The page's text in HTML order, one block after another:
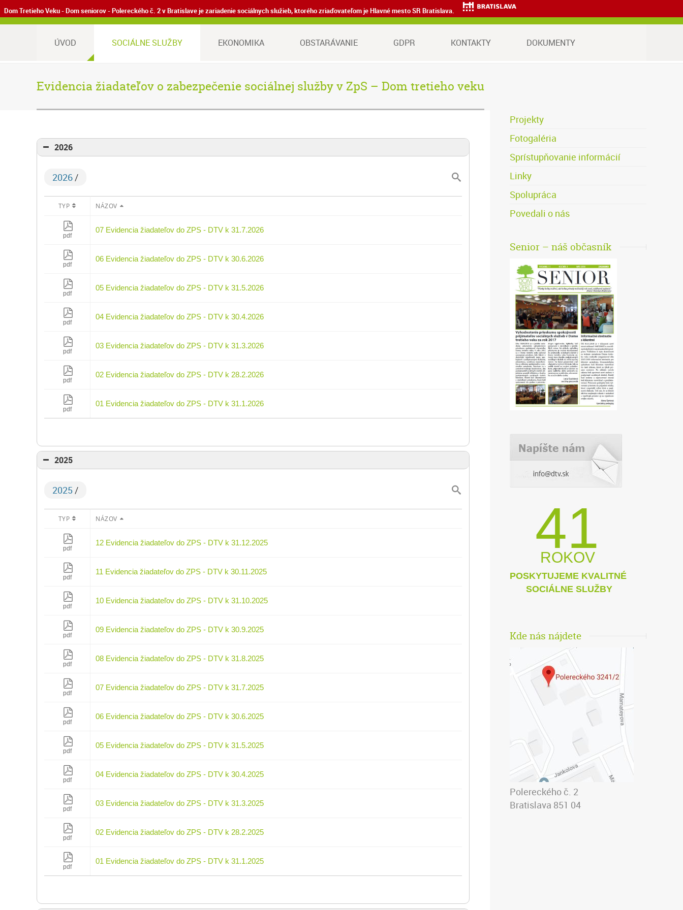
Dom Tretieho Veku - Dom seniorov - Polereckého č. 2 v Bratislave je zariadenie sociálnych služieb, ktorého zriaďovateľom je Hlavné mesto SR Bratislava.
ÚVOD SOCIÁLNE SLUŽBY EKONOMIKA OBSTARÁVANIE GDPR KONTAKTY DOKUMENTY
Evidencia žiadateľov o zabezpečenie sociálnej služby v ZpS – Dom tretieho veku
2026
2026/
TYP NÁZOV
pdf
07 Evidencia žiadateľov do ZPS - DTV k 31.7.2026
pdf
06 Evidencia žiadateľov do ZPS - DTV k 30.6.2026
pdf
05 Evidencia žiadateľov do ZPS - DTV k 31.5.2026
pdf
04 Evidencia žiadateľov do ZPS - DTV k 30.4.2026
pdf
03 Evidencia žiadateľov do ZPS - DTV k 31.3.2026
pdf
02 Evidencia žiadateľov do ZPS - DTV k 28.2.2026
pdf
01 Evidencia žiadateľov do ZPS - DTV k 31.1.2026
2025
2025/
TYP NÁZOV
pdf
12 Evidencia žiadateľov do ZPS - DTV k 31.12.2025
pdf
11 Evidencia žiadateľov do ZPS - DTV k 30.11.2025
pdf
10 Evidencia žiadateľov do ZPS - DTV k 31.10.2025
pdf
09 Evidencia žiadateľov do ZPS - DTV k 30.9.2025
pdf
08 Evidencia žiadateľov do ZPS - DTV k 31.8.2025
pdf
07 Evidencia žiadateľov do ZPS - DTV k 31.7.2025
pdf
06 Evidencia žiadateľov do ZPS - DTV k 30.6.2025
pdf
05 Evidencia žiadateľov do ZPS - DTV k 31.5.2025
pdf
04 Evidencia žiadateľov do ZPS - DTV k 30.4.2025
pdf
03 Evidencia žiadateľov do ZPS - DTV k 31.3.2025
pdf
02 Evidencia žiadateľov do ZPS - DTV k 28.2.2025
pdf
01 Evidencia žiadateľov do ZPS - DTV k 31.1.2025
Projekty
Fotogaléria
Sprístupňovanie informácií
Linky
Spolupráca
Povedali o nás
Senior – náš občasník
41
ROKOV
POSKYTUJEME KVALITNÉ
SOCIÁLNE SLUŽBY
Kde nás nájdete
Polereckého č. 2
Bratislava 851 04